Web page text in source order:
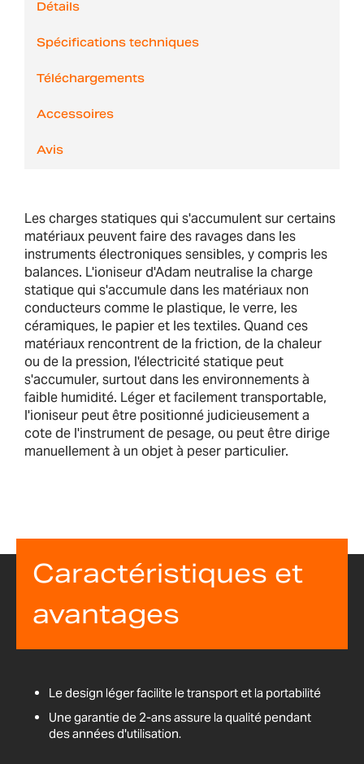
Détails
Spécifications techniques
Téléchargements
Accessoires
Avis
Les charges statiques qui s'accumulent sur certains
matériaux peuvent faire des ravages dans les
instruments électroniques sensibles, y compris les
balances. L'ioniseur d'Adam neutralise la charge
statique qui s'accumule dans les matériaux non
conducteurs comme le plastique, le verre, les
céramiques, le papier et les textiles. Quand ces
matériaux rencontrent de la friction, de la chaleur
ou de la pression, l'électricité statique peut
s'accumuler, surtout dans les environnements à
faible humidité. Léger et facilement transportable,
l'ioniseur peut être positionné judicieusement a
cote de l'instrument de pesage, ou peut être dirige
manuellement à un objet à peser particulier.
Caractéristiques et
avantages
Le design léger facilite le transport et la portabilité
Une garantie de 2-ans assure la qualité pendant
des années d'utilisation.